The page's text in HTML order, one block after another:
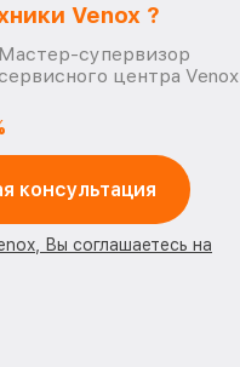
Venox ?
супервизор
центра Venox
консультация
Вы соглашаетесь на